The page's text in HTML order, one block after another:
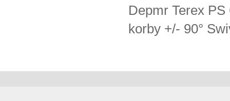
Depmr Terex
korby +/- 90°